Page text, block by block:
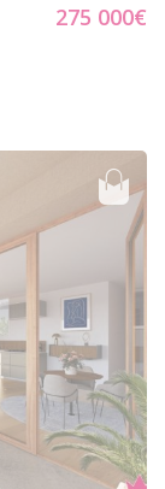
275 000€